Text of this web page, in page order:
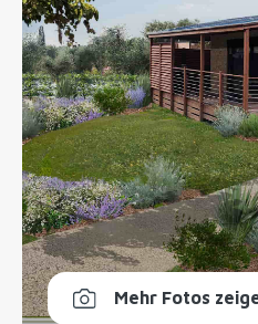
Mehr Fotos